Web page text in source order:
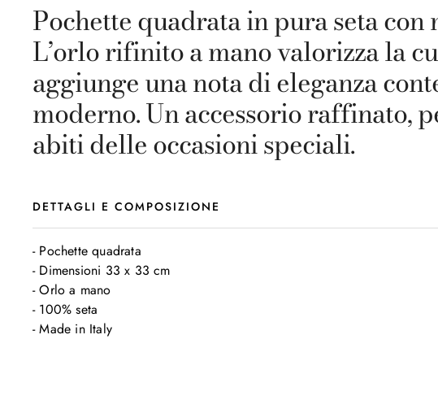
Pochette quadrata in pura seta
L’orlo rifinito a mano valorizza la
aggiunge una nota di eleganza
moderno. Un accessorio raffinato,
abiti delle occasioni speciali.
DETTAGLI E COMPOSIZIONE
- Pochette quadrata
- Dimensioni 33 x 33 cm
- Orlo a mano
- 100% seta
- Made in Italy